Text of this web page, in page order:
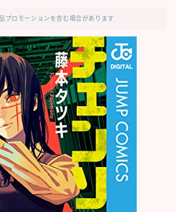
プロモーションを含む場合があります